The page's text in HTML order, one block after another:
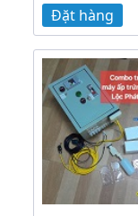
Đặt hàng